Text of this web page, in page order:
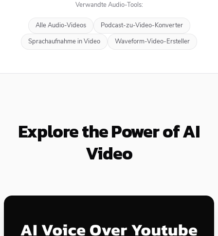
Verwandte Audio-Tools:
Alle Audio-Videos
Podcast-zu-Video-Konverter
Sprachaufnahme in Video
Waveform-Video-Ersteller
Explore the Power of AI
Video